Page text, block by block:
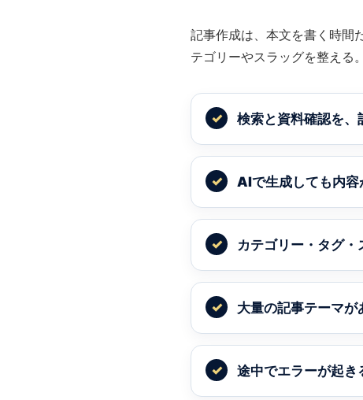
記事作成は、本文を書く時間
テゴリーやスラッグを整える
検索と資料確認を、
AIで生成しても内容
カテゴリー・タグ
大量の記事テーマ
途中でエラーが起き